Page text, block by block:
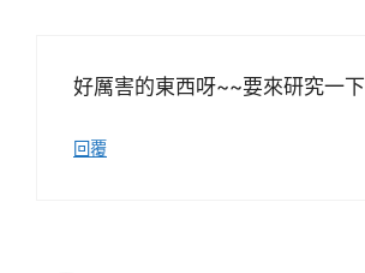
好厲害的東西呀~~要來研究一下
回覆